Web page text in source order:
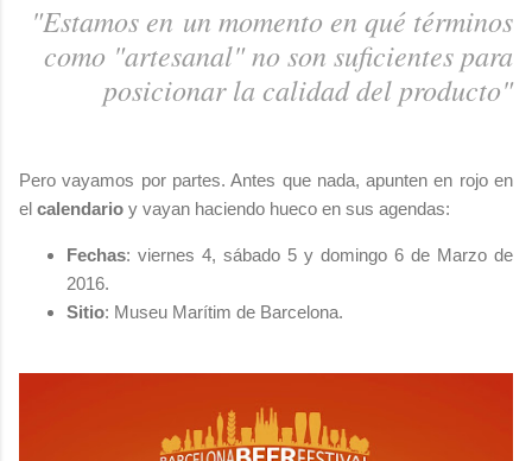
"Estamos en un momento en qué términos
como "artesanal" no son suficientes para
posicionar la calidad del producto"
Pero vayamos por partes. Antes que nada, apunten en rojo en
el calendario y vayan haciendo hueco en sus agendas:
Fechas: viernes 4, sábado 5 y domingo 6 de Marzo de
2016.
Sitio: Museu Marítim de Barcelona.